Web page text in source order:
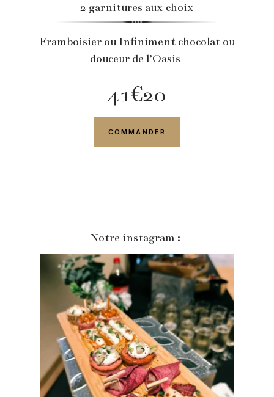
2 garnitures aux choix
Framboisier ou Infiniment chocolat ou
douceur de l’Oasis
41€20
COMMANDER
Notre instagram :